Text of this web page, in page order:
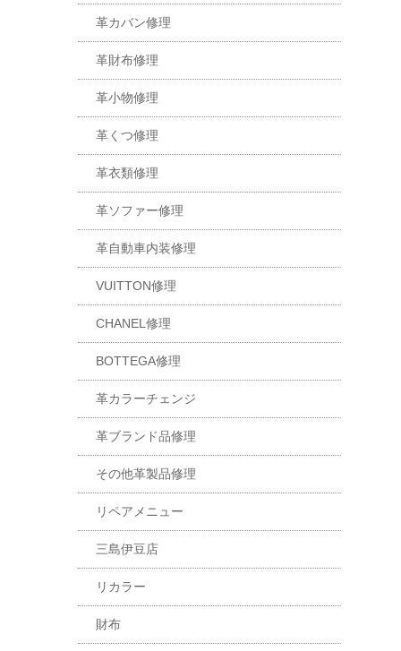
革カバン修理
革財布修理
革小物修理
革くつ修理
革衣類修理
革ソファー修理
革自動車内装修理
VUITTON修理
CHANEL修理
BOTTEGA修理
革カラーチェンジ
革ブランド品修理
その他革製品修理
リペアメニュー
三島伊豆店
リカラー
財布